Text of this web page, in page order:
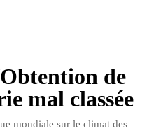
de
mal classée
mondiale sur le climat des